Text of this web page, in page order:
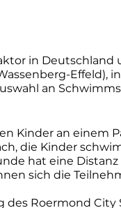
in Deutschland
Effeld),
an
Kinder an einem
die Kinder
hat eine Distanz
sich die
des Roermond City